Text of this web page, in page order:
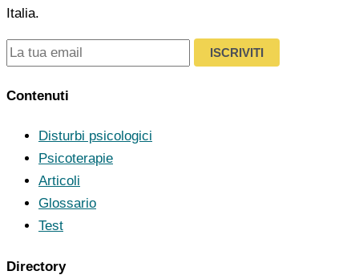
Italia.
ISCRIVITI
Contenuti
Disturbi psicologici
Psicoterapie
Articoli
Glossario
Test
Directory